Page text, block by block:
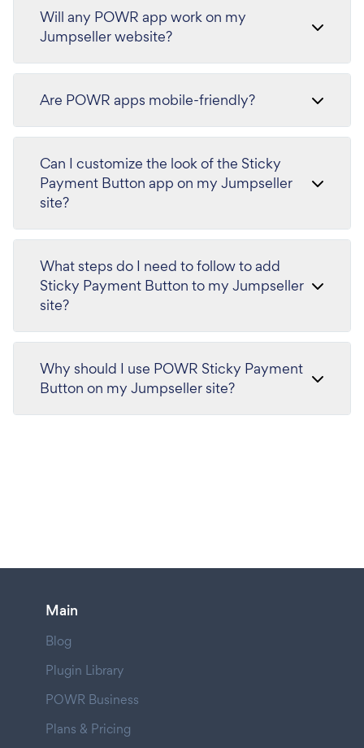
Will any POWR app work on my
Jumpseller website?
Are POWR apps mobile-friendly?
Can I customize the look of the Sticky
Payment Button app on my Jumpseller
site?
What steps do I need to follow to add
Sticky Payment Button to my Jumpseller
site?
Why should I use POWR Sticky Payment
Button on my Jumpseller site?
Main
Blog
Plugin Library
POWR Business
Plans & Pricing